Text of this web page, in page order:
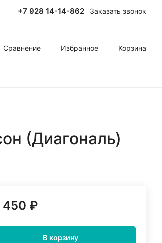
+7 928 14-14-862 Заказать звонок
Сравнение Избранное Корзина
(Диагональ)
450 ₽
В корзину